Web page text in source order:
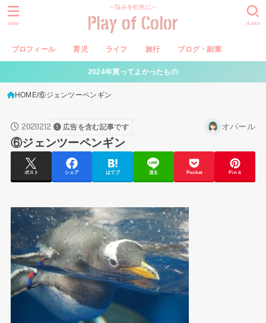
～悩みを虹色に～
Play of Color
プロフィール 育児 ライフ 旅行 ブログ・副業
SEARCH
MENU
2024年買ってよかったもの
HOME ⑥ジェンツーペンギン
2021.12.12 広告を含む記事です オパール
⑥ジェンツーペンギン
ポスト シェア はてブ 送る Pocket Pin it